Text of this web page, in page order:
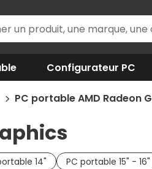
Configurateur PC
PC portable AMD Radeon
14" PC portable 15" - 16"